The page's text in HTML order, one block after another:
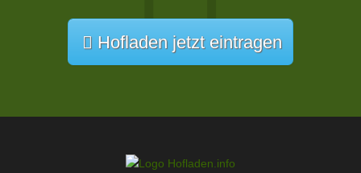
Hofladen jetzt eintragen